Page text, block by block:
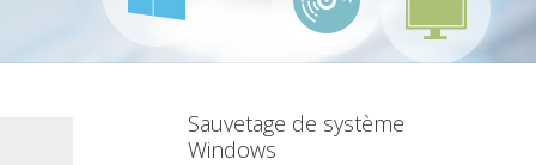
Sauvetage de système
Windows